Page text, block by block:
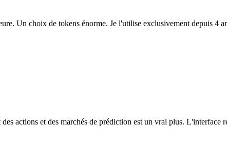
Un choix de tokens énorme. Je l'utilise exclusivement depuis 4
actions et des marchés de prédiction est un vrai plus. L'interface